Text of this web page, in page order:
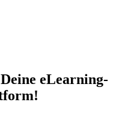
eLearning-